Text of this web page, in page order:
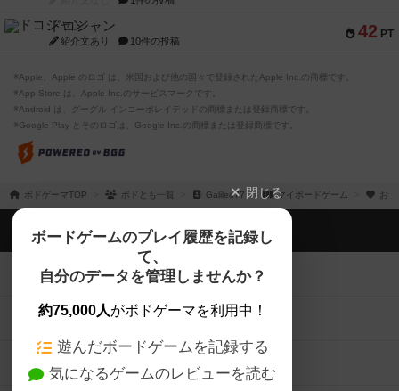
42 PT
ドコジャン
紹介文あり 10件の投稿
※Apple、Apple のロゴ は、米国および他の国々で登録されたApple Inc.の商標です。
※App Store は、Apple Inc.のサービスマークです。
※Android は、グーグル インコーポレイテッドの商標または登録商標です。
※Google Play とそのロゴは、Google Inc.の商標または登録商標です。
ボドゲーマTOP ボドとも一覧 Galileo77 マイボードゲーム お
閉じる
ボードゲームのプレイ履歴を記録し
て、
自分のデータを管理しませんか？
約75,000人がボドゲーマを利用中！
遊んだボードゲームを記録する
気になるゲームのレビューを読む
ボドゲーマTOP
ボードゲームを検索する
ボードゲームの新着レビュー
ボードゲーム会情報